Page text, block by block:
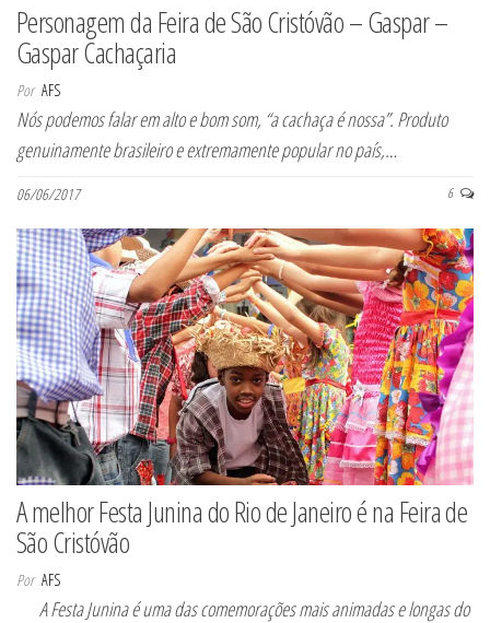
Personagem da Feira de São Cristóvão – Gaspar –
Gaspar Cachaçaria
Por AFS
Nós podemos falar em alto e bom som, “a cachaça é nossa”. Produto
genuinamente brasileiro e extremamente popular no país,…
06/06/2017 6
A melhor Festa Junina do Rio de Janeiro é na Feira de
São Cristóvão
Por AFS
A Festa Junina é uma das comemorações mais animadas e longas do